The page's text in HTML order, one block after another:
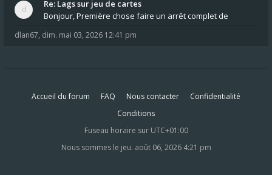
Re: Lags sur jeu de cartes
Bonjour, Première chose faire un arrêt complet de
dlan67, dim. mai 03, 2026 12:41 pm
Accueil du forum FAQ Nous contacter
Confidentialité
Conditions
Fuseau horaire sur UTC+01:00
Nous sommes le jeu. août 06, 2026 4:21 pm